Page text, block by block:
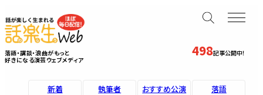
498記事公開中！
落語・講談・浪曲がもっと
好きになる演芸ウェブメディア
新着 執筆者 おすすめ公演
落語